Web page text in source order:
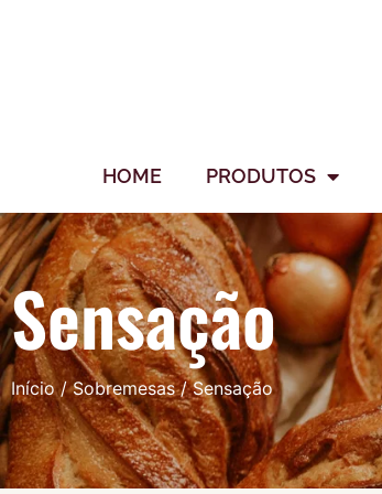
HOME PRODUTOS
Sensação
Início/Sobremesas/ Sensação